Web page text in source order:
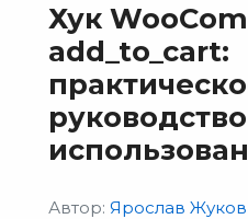
Хук
add_to_cart:
Автор: Ярослав Жуков